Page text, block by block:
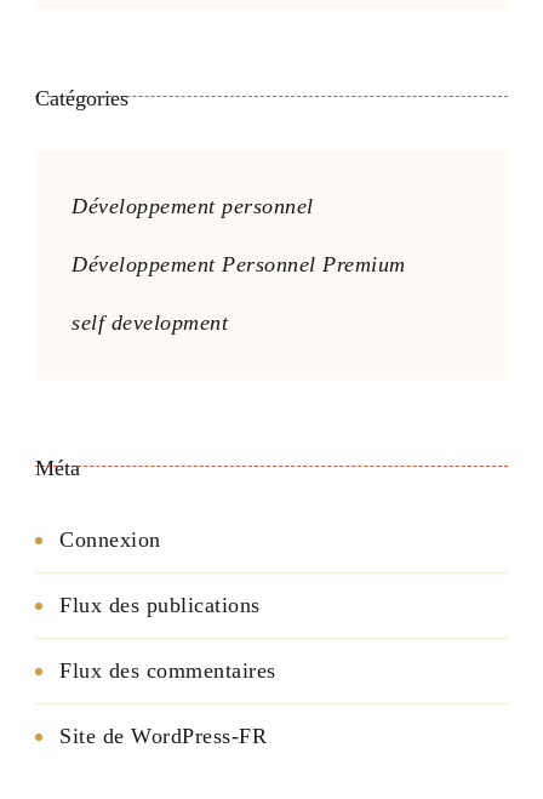
Catégories
Développement personnel
Développement Personnel Premium
self development
Méta
Connexion
Flux des publications
Flux des commentaires
Site de WordPress-FR